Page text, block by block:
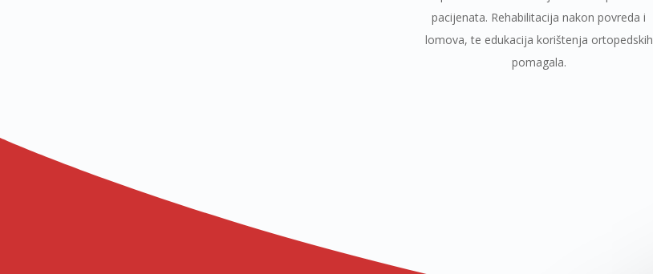
pacijenata. Rehabilitacija nakon povreda i
lomova, te edukacija korištenja ortopedskih
pomagala.